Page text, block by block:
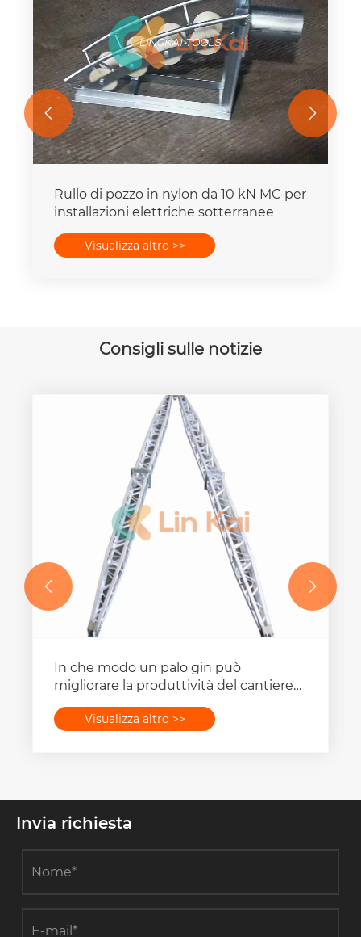
Rullo di pozzo in nylon da 10 kN MC per
installazioni elettriche sotterranee
Visualizza altro >>
 
Consigli sulle notizie
In che modo un palo gin può
migliorare la produttività del cantiere
durante la costruzione della torre?
Visualizza altro >>
 
Invia richiesta